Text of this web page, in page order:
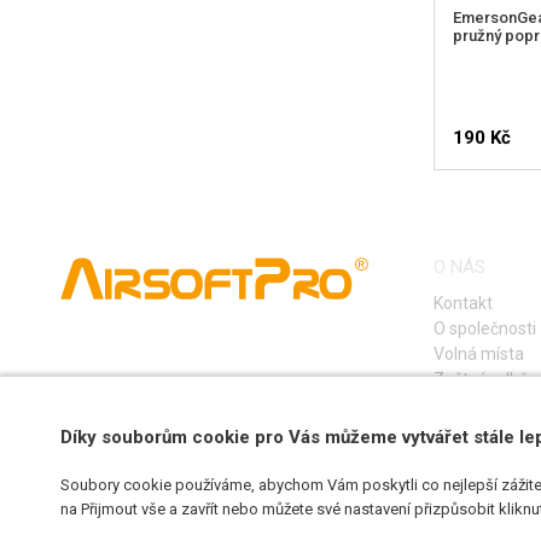
pružný
190 Kč
O NÁS
Kontakt
O společnosti
Volná místa
Zpětný odběr
Díky souborům cookie pro Vás můžeme vytvářet stále
Soubory cookie používáme, abychom Vám poskytli co nejlepší
na Přijmout vše a zavřít nebo můžete své nastavení přizpůsobit